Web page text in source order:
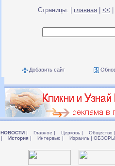
Страницы: | главная <<
Добавить сайт
НОВОСТИ | Главное | Церковь | Общество |
| История | Интервью | Израиль |